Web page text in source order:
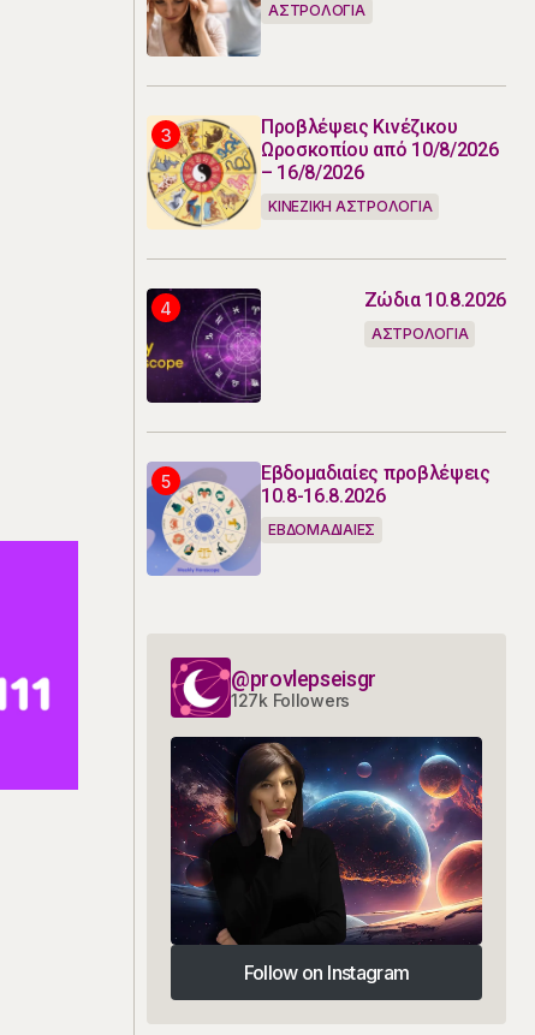
ΑΣΤΡΟΛΟΓΙΑ
Προβλέψεις Κινέζικου
Ωροσκοπίου από 10/8/2026
– 16/8/2026
ΚΙΝΕΖΙΚΗ ΑΣΤΡΟΛΟΓΙΑ
Ζώδια 10.8.2026
ΑΣΤΡΟΛΟΓΙΑ
Εβδομαδιαίες προβλέψεις
10.8-16.8.2026
ΕΒΔΟΜΑΔΙΑΙΕΣ
@provlepseisgr
127k Followers
Follow on Instagram
Follow on Instagram